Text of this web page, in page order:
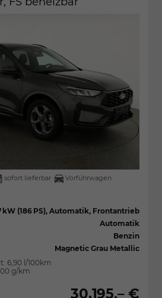
sofort lieferbar
Vorführwagen
kW (186 PS), Automatik, Frontantrieb
Automatik
Benzin
Magnetic Grau Metallic
6,90 l/100km
g/km
30.195,– €